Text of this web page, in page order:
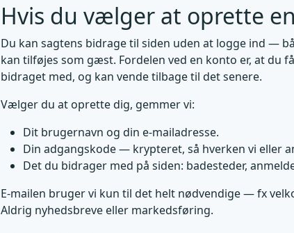
Hvis du vælger at oprette
Du kan sagtens bidrage til siden uden at logge ind —
kan tilføjes som gæst. Fordelen ved en konto er, at du
bidraget med, og kan vende tilbage til det senere.
Vælger du at oprette dig, gemmer vi:
Dit brugernavn og din e-mailadresse.
Din adgangskode — krypteret, så hverken vi eller
Det du bidrager med på siden: badesteder,
E-mailen bruger vi kun til det helt nødvendige — fx
Aldrig nyhedsbreve eller markedsføring.